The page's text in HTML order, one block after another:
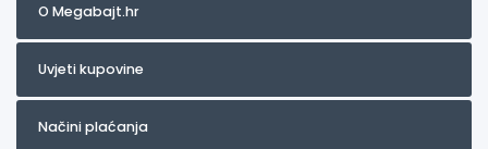
O Megabajt.hr
Uvjeti kupovine
Načini plaćanja